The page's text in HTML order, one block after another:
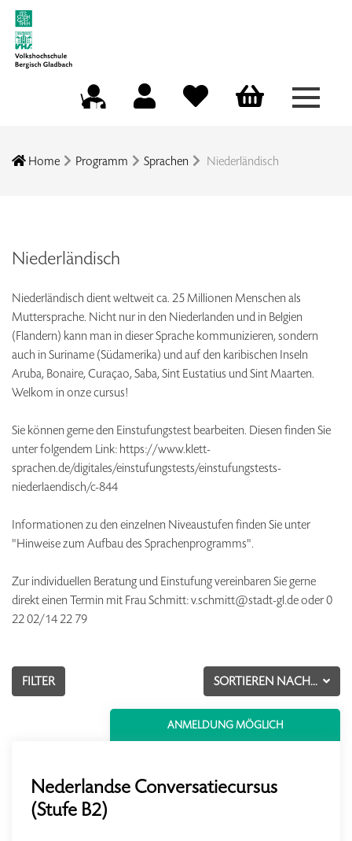
Menü
Home Programm Sprachen Niederländisch
Niederländisch
Niederländisch dient weltweit ca. 25 Millionen Menschen als
Muttersprache. Nicht nur in den Niederlanden und in Belgien
(Flandern) kann man in dieser Sprache kommunizieren, sondern
auch in Suriname (Südamerika) und auf den karibischen Inseln
Aruba, Bonaire, Curaçao, Saba, Sint Eustatius und Sint Maarten.
Welkom in onze cursus!
Sie können gerne den Einstufungstest bearbeiten. Diesen finden Sie
unter folgendem Link: https://www.klett-
sprachen.de/digitales/einstufungstests/einstufungstests-
niederlaendisch/c-844
Informationen zu den einzelnen Niveaustufen finden Sie unter
"Hinweise zum Aufbau des Sprachenprogramms".
Zur individuellen Beratung und Einstufung vereinbaren Sie gerne
direkt einen Termin mit Frau Schmitt: v.schmitt@stadt-gl.de oder 0
22 02/14 22 79
SORTIEREN NACH...
FILTER
ANMELDUNG MÖGLICH
Nederlandse Conversatiecursus
(Stufe B2)